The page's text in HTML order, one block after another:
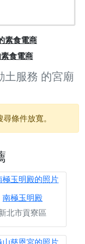
食電商
土服務 的宮廟
條件放寬。
南極玉明殿
北市貢寮區